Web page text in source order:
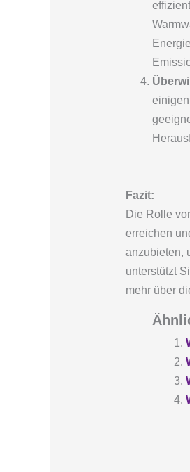
Fazit:
Die Rolle
erreichen
anzubieten,
unterstützt
mehr über